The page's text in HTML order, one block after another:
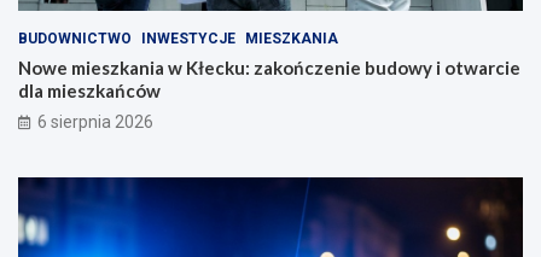
BUDOWNICTWO INWESTYCJE MIESZKANIA
Nowe mieszkania w Kłecku: zakończenie budowy i otwarcie
dla mieszkańców
6 sierpnia 2026